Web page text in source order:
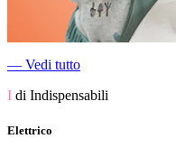
― Vedi tutto
I di Indispensabili
Elettrico